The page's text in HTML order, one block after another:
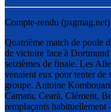
Compte-rendu (psgmag.net)
Quatrième match de poule
de victoire face à
seizièmes de finale. Les
venaient eux pour tenter de
groupe. Antoine
Camara, Cearà, Clément,
remplaçants